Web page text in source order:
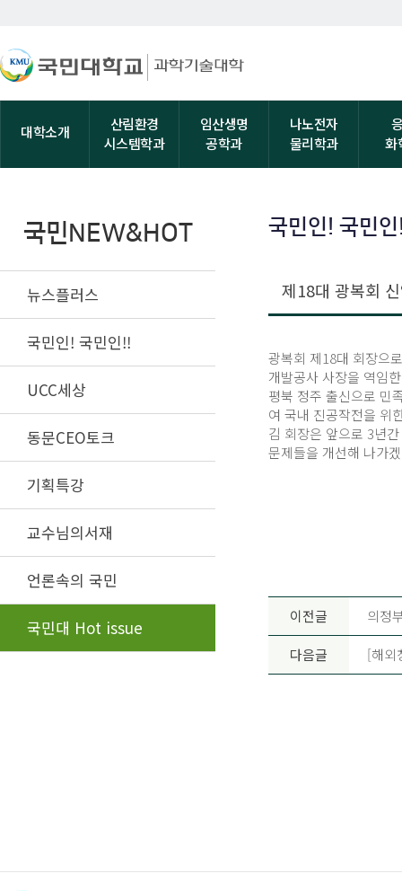
대학소개
산림환경
시스템학과
임산생명
공학과
나노전자
물리학과
화
국민NEW&HOT
뉴스플러스
국민인! 국민인!!
UCC세상
동문CEO토크
기획특강
교수님의서재
언론속의 국민
국민대 Hot issue
국민인! 국민
제18대 광복회
광복회 제18대 회장으
개발공사 사장을 역임
평북 정주 출신으로 민
여 국내 진공작전을 위
김 회장은 앞으로 3년
문제들을 개선해 나가
이전글 의정
다음글 [해외